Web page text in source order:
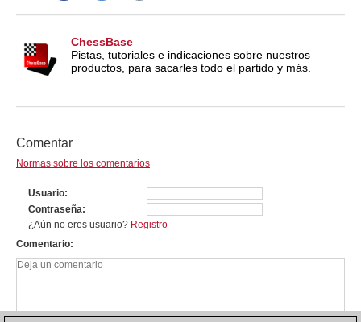
ChessBase
Pistas, tutoriales e indicaciones sobre nuestros
productos, para sacarles todo el partido y más.
Comentar
Normas sobre los comentarios
Usuario
Contraseña
¿Aún no eres usuario? Registro
Comentario